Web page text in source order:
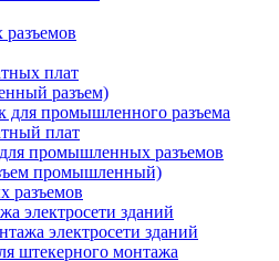
плат
разъем)
для промышленного разъема
плат
промышленных разъемов
промышленный)
разъемов
электросети зданий
электросети зданий
штекерного монтажа